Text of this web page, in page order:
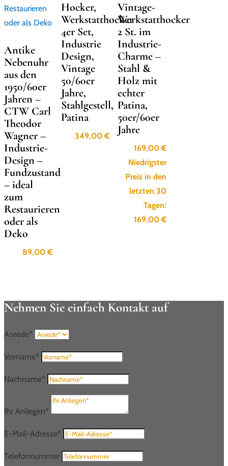
Antike
Nebenuhr
aus den
1950/60er
Jahren –
CTW Carl
Theodor
Wagner –
Industrie-
Design –
Fundzustand
– ideal
zum
Restaurieren
oder als
Deko
89,00€
Hocker,
Werkstatthocker
4er Set,
Industrie
Design,
Vintage
50/60er
Jahre,
Stahlgestell,
Patina
349,00€
Vintage-
Werkstatthocker
2 St. im
Industrie-
Charme –
Stahl &
Holz mit
echter
Patina,
50er/60er
Jahre
169,00€
Niedrigster
Preis in den
letzten 30
Tagen:
169,00€
Nehmen Sie einfach Kontakt auf
Anrede*
Vorname*
Nachname*
Ihr Anliegen*
E-Mail-Adresse*
Telefonnummer